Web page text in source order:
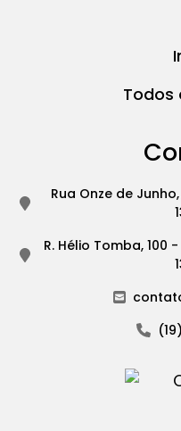
Todos
Rua Onze de
R. Hélio Tomba, 100